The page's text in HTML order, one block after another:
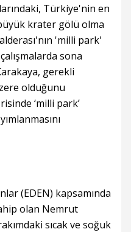
Türkiye'nin en
krater gölü olma
'milli park'
sona
gerekli
olduğunu
‘milli park’
(EDEN) kapsamında
olan Nemrut
sıcak ve soğuk